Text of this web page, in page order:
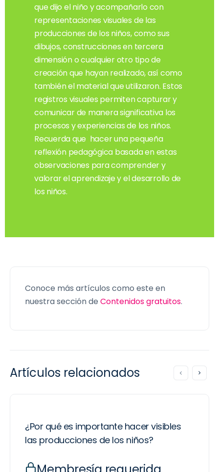
que dijo el niño y acompañarlo con
representaciones visuales de las
producciones de los niños, como sus
dibujos, construcciones en tercera
dimensión o cualquier otro tipo de
creación que hayan realizado, así como
también el material que utilizaron. Estos
registros visuales permiten capturar y
comunicar de manera significativa los
procesos y experiencias de los niños.
Recuerda que hacer una pequeña
reflexión pedagógica basada en estas
observaciones para comprender y
valorar el aprendizaje y el desarrollo de
los niños.
Conoce más artículos como este en
nuestra sección de Contenidos gratuitos.
Artículos relacionados
¿Por qué es importante hacer visibles
las producciones de los niños?